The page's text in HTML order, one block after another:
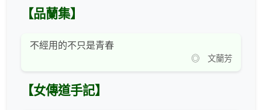
【品蘭集】
不經用的不只是青春
◎ 文蘭芳
【女傳道手記】